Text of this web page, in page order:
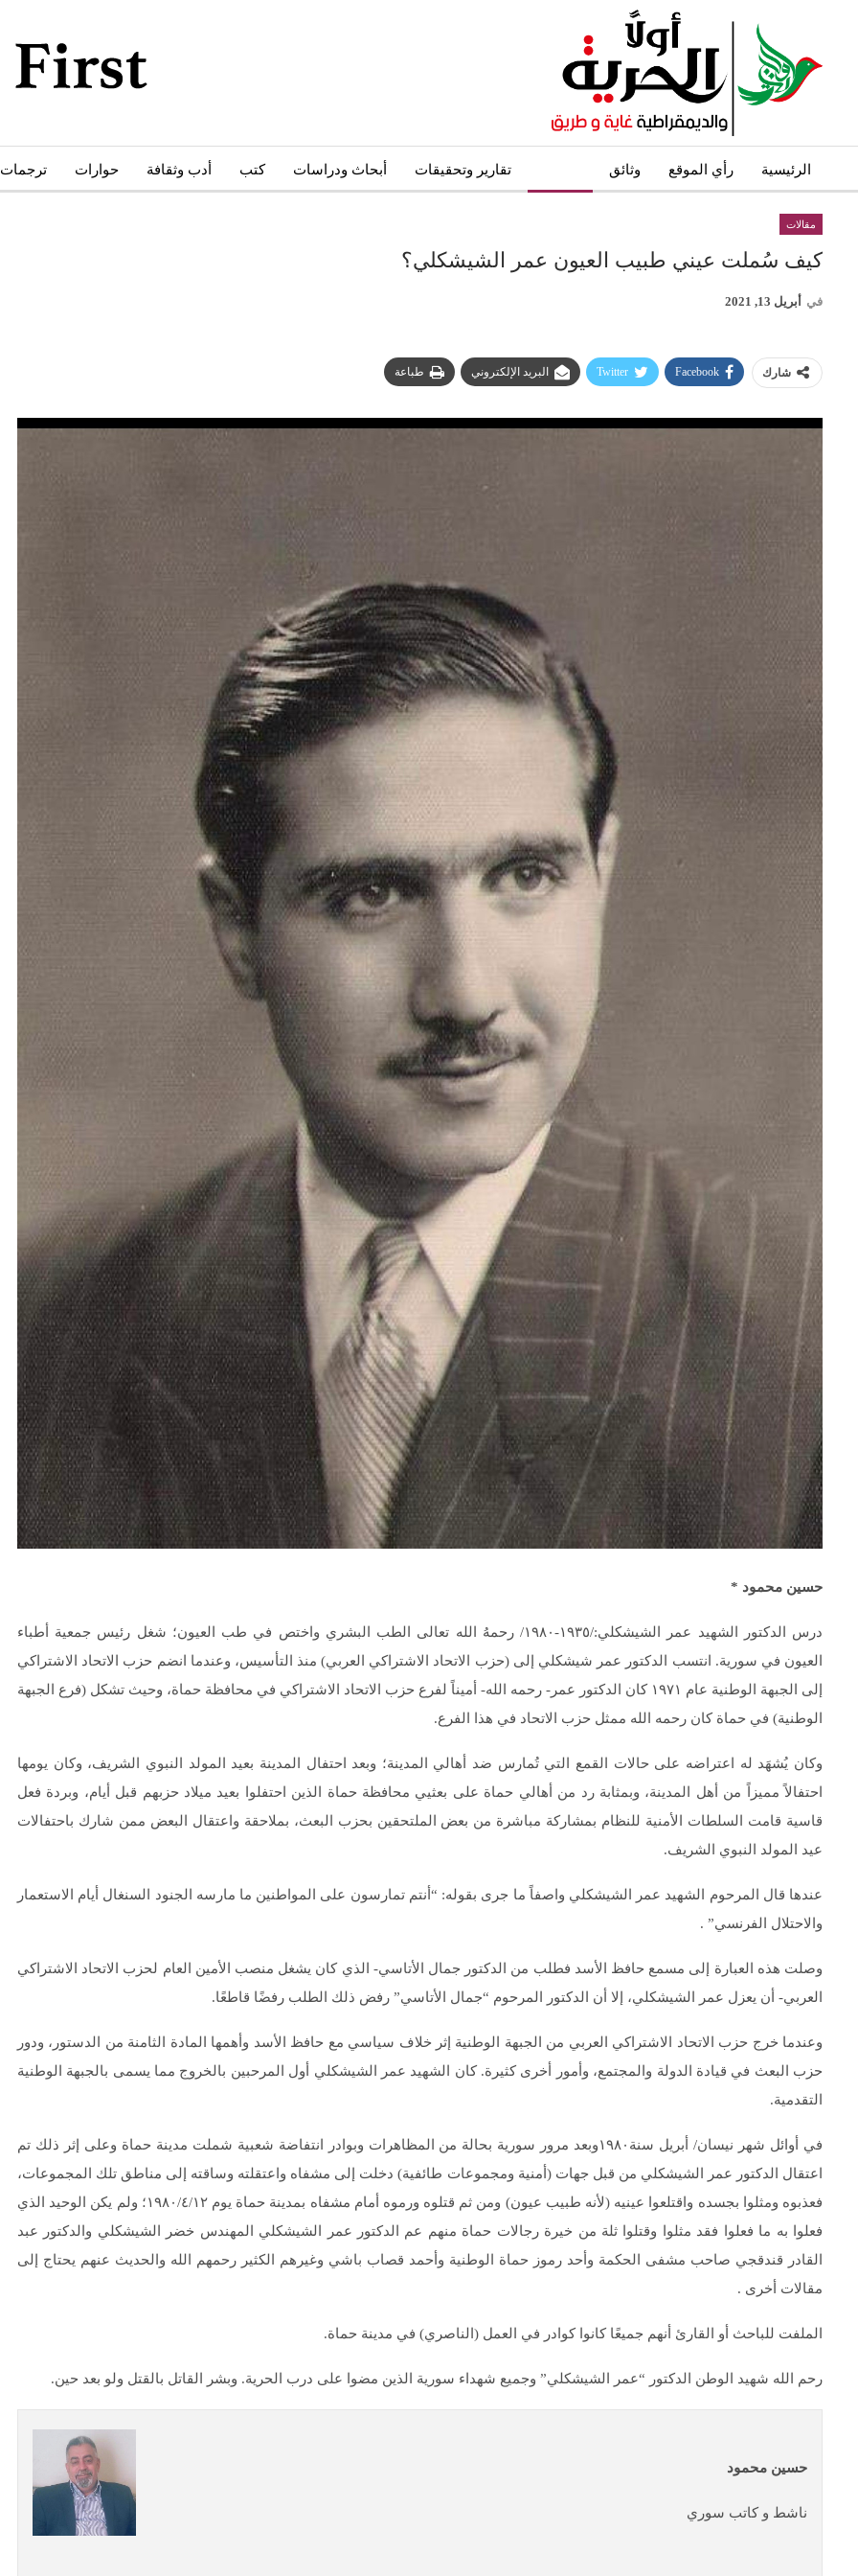
الرئيسية رأي الموقع وثائق تقارير وتحقيقات أبحاث ودراسات كتب أدب وثقافة حوارات ترجمات
مقالات
كيف سُملت عيني طبيب العيون عمر الشيشكلي؟
في أبريل 13, 2021
شارك Facebook
Twitter البريد الإلكتروني طباعة
حسين محمود *
درس الدكتور الشهيد عمر الشيشكلي:/١٩٣٥-١٩٨٠/ رحمهُ الله تعالى الطب البشري واختص في طب العيون؛ شغل رئيس جمعية أطباء
العيون في سورية. انتسب الدكتور عمر شيشكلي إلى (حزب الاتحاد الاشتراكي العربي) منذ التأسيس، وعندما انضم حزب الاتحاد الاشتراكي
إلى الجبهة الوطنية عام ١٩٧١ كان الدكتور عمر- رحمه الله- أميناً لفرع حزب الاتحاد الاشتراكي في محافظة حماة، وحيث تشكل (فرع الجبهة
الوطنية) في حماة كان رحمه الله ممثل حزب الاتحاد في هذا الفرع.
وكان يُشهَد له اعتراضه على حالات القمع التي تُمارس ضد أهالي المدينة؛ وبعد احتفال المدينة بعيد المولد النبوي الشريف، وكان يومها
احتفالاً مميزاً من أهل المدينة، وبمثابة رد من أهالي حماة على بعثيي محافظة حماة الذين احتفلوا بعيد ميلاد حزبهم قبل أيام، وبردة فعل
قاسية قامت السلطات الأمنية للنظام بمشاركة مباشرة من بعض الملتحقين بحزب البعث، بملاحقة واعتقال البعض ممن شارك باحتفالات
عيد المولد النبوي الشريف.
عندها قال المرحوم الشهيد عمر الشيشكلي واصفاً ما جرى بقوله: “أنتم تمارسون على المواطنين ما مارسه الجنود السنغال أيام الاستعمار
والاحتلال الفرنسي” .
وصلت هذه العبارة إلى مسمع حافظ الأسد فطلب من الدكتور جمال الأتاسي- الذي كان يشغل منصب الأمين العام لحزب الاتحاد الاشتراكي
العربي- أن يعزل عمر الشيشكلي، إلا أن الدكتور المرحوم “جمال الأتاسي” رفض ذلك الطلب رفضًا قاطعًا.
وعندما خرج حزب الاتحاد الاشتراكي العربي من الجبهة الوطنية إثر خلاف سياسي مع حافظ الأسد وأهمها المادة الثامنة من الدستور، ودور
حزب البعث في قيادة الدولة والمجتمع، وأمور أخرى كثيرة. كان الشهيد عمر الشيشكلي أول المرحبين بالخروج مما يسمى بالجبهة الوطنية
التقدمية.
في أوائل شهر نيسان/ أبريل سنة١٩٨٠وبعد مرور سورية بحالة من المظاهرات وبوادر انتفاضة شعبية شملت مدينة حماة وعلى إثر ذلك تم
اعتقال الدكتور عمر الشيشكلي من قبل جهات (أمنية ومجموعات طائفية) دخلت إلى مشفاه واعتقلته وساقته إلى مناطق تلك المجموعات،
فعذبوه ومثلوا بجسده واقتلعوا عينيه (لأنه طبيب عيون) ومن ثم قتلوه ورموه أمام مشفاه بمدينة حماة يوم ١٩٨٠/٤/١٢؛ ولم يكن الوحيد الذي
فعلوا به ما فعلوا فقد مثلوا وقتلوا ثلة من خيرة رجالات حماة منهم عم الدكتور عمر الشيشكلي المهندس خضر الشيشكلي والدكتور عبد
القادر قندقجي صاحب مشفى الحكمة وأحد رموز حماة الوطنية وأحمد قصاب باشي وغيرهم الكثير رحمهم الله والحديث عنهم يحتاج إلى
مقالات أخرى .
الملفت للباحث أو القارئ أنهم جميعًا كانوا كوادر في العمل (الناصري) في مدينة حماة.
رحم الله شهيد الوطن الدكتور “عمر الشيشكلي” وجميع شهداء سورية الذين مضوا على درب الحرية. وبشر القاتل بالقتل ولو بعد حين.
حسين محمود
ناشط و كاتب سوري
نحو استراتيجيّة للمعارضة السوريّة بشأن التحديات الصّهيونيّة
نوفمبر 27, 2024
قمة الرياض: أقوال تنتظر أفعالاً
نوفمبر 27, 2024
تعيينات ترامب: أنت لا تجني من الشوك العنب!
نوفمبر 27, 2024
ابن بطوطة عند تخوم سيبيريا!
انجازات نتنياهو !
نوفمبر 27, 2024